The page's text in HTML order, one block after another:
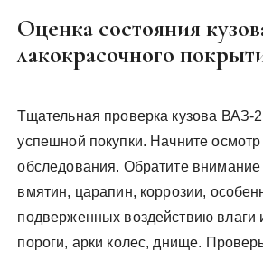
Оценка состояния
лакокрасочного
Тщательная проверка кузова ВАЗ-
успешной покупки. Начните осмотр
обследования. Обратите
вмятин, царапин, коррозии,
подверженных воздействию влаги
пороги, арки колес, днище.